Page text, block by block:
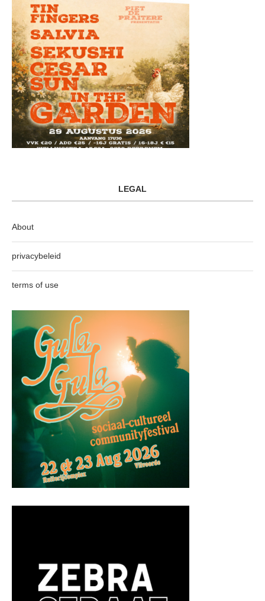
LEGAL
About
privacybeleid
terms of use